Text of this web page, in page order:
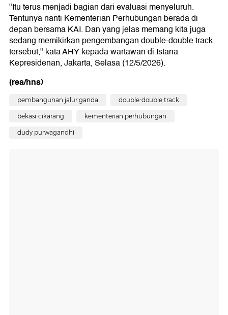
"Itu terus menjadi bagian dari evaluasi menyeluruh.
Tentunya nanti Kementerian Perhubungan berada di
depan bersama KAI. Dan yang jelas memang kita juga
sedang memikirkan pengembangan double-double track
tersebut," kata AHY kepada wartawan di Istana
Kepresidenan, Jakarta, Selasa (12/5/2026).
(rea/hns)
pembangunan jalur ganda double-double track
bekasi-cikarang kementerian perhubungan
dudy purwagandhi